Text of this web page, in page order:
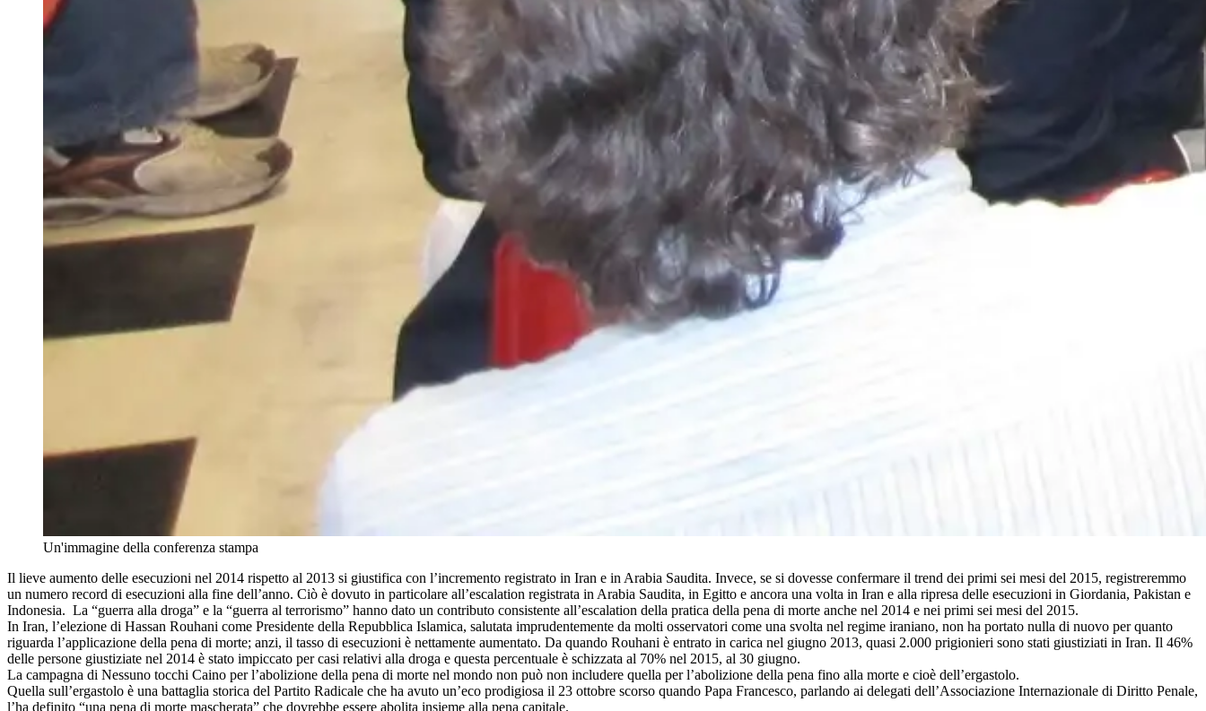
Un'immagine della conferenza stampa
Il lieve aumento delle esecuzioni nel 2014 rispetto al 2013 si giustifica con l’incremento registrato in Iran e in Arabia Saudita. Invece, se si dovesse confermare il trend dei primi sei mesi del 2015, registreremmo
un numero record di esecuzioni alla fine dell’anno. Ciò è dovuto in particolare all’escalation registrata in Arabia Saudita, in Egitto e ancora una volta in Iran e alla ripresa delle esecuzioni in Giordania, Pakistan e
Indonesia. La “guerra alla droga” e la “guerra al terrorismo” hanno dato un contributo consistente all’escalation della pratica della pena di morte anche nel 2014 e nei primi sei mesi del 2015.
In Iran, l’elezione di Hassan Rouhani come Presidente della Repubblica Islamica, salutata imprudentemente da molti osservatori come una svolta nel regime iraniano, non ha portato nulla di nuovo per quanto
riguarda l’applicazione della pena di morte; anzi, il tasso di esecuzioni è nettamente aumentato. Da quando Rouhani è entrato in carica nel giugno 2013, quasi 2.000 prigionieri sono stati giustiziati in Iran. Il 46%
delle persone giustiziate nel 2014 è stato impiccato per casi relativi alla droga e questa percentuale è schizzata al 70% nel 2015, al 30 giugno.
La campagna di Nessuno tocchi Caino per l’abolizione della pena di morte nel mondo non può non includere quella per l’abolizione della pena fino alla morte e cioè dell’ergastolo.
Quella sull’ergastolo è una battaglia storica del Partito Radicale che ha avuto un’eco prodigiosa il 23 ottobre scorso quando Papa Francesco, parlando ai delegati dell’Associazione Internazionale di Diritto Penale,
l’ha definito “una pena di morte mascherata” che dovrebbe essere abolita insieme alla pena capitale.